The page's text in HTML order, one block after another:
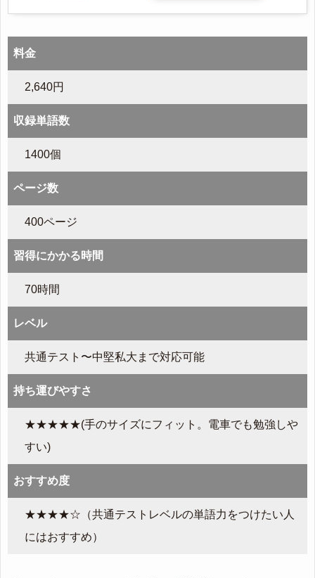
料金
2,640円
収録単語数
1400個
ページ数
400ページ
習得にかかる時間
70時間
レベル
共通テスト〜中堅私大まで対応可能
持ち運びやすさ
★★★★★(手のサイズにフィット。電車でも勉強しや
すい)
おすすめ度
★★★★☆（共通テストレベルの単語力をつけたい人
にはおすすめ）